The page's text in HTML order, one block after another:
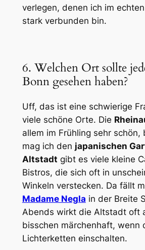
verlegen, denen ich im
stark verbunden bin.
6. Welchen Ort sollte
Bonn gesehen haben?
Uff, das ist eine schwierige
viele schöne Orte. Die
allem im Frühling sehr schön,
mag ich den japanischen
Altstadt gibt es viele kleine
Bistros, die sich oft in
Winkeln verstecken. Da fällt
Madame Negla in der Breite
Abends wirkt die Altstadt oft
bisschen märchenhaft, wenn
Lichterketten einschalten.